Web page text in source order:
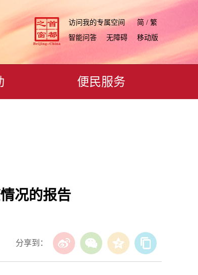
访问我的专属空间
简 / 繁
智能问答
无障碍 移动版
便民服务
况的报告
分享到：